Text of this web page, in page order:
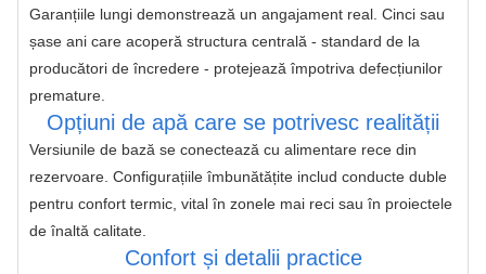
Garanțiile lungi demonstrează un angajament real. Cinci sau
șase ani care acoperă structura centrală - standard de la
producători de încredere - protejează împotriva defecțiunilor
premature.
Opțiuni de apă care se potrivesc realității
Versiunile de bază se conectează cu alimentare rece din
rezervoare. Configurațiile îmbunătățite includ conducte duble
pentru confort termic, vital în zonele mai reci sau în proiectele
de înaltă calitate.
Confort și detalii practice